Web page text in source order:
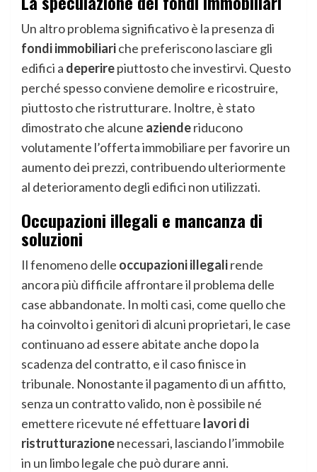
Un altro problema significativo è la presenza di
fondi immobiliariche preferiscono lasciare gli
edifici a deperirepiuttosto che investirvi. Questo
perché spesso conviene demolire e ricostruire,
piuttosto che ristrutturare. Inoltre, è stato
dimostrato che alcune azienderiducono
volutamente l’offerta immobiliare per favorire un
aumento dei prezzi, contribuendo ulteriormente
al deterioramento degli edifici non utilizzati.
Occupazioni illegali e mancanza di
soluzioni
Il fenomeno delle occupazioni illegalirende
ancora più difficile affrontare il problema delle
case abbandonate. In molti casi, come quello che
ha coinvolto i genitori di alcuni proprietari, le case
continuano ad essere abitate anche dopo la
scadenza del contratto, e il caso finisce in
tribunale. Nonostante il pagamento di un affitto,
senza un contratto valido, non è possibile né
emettere ricevute né effettuare lavori di
ristrutturazionenecessari, lasciando l’immobile
in un limbo legale che può durare anni.